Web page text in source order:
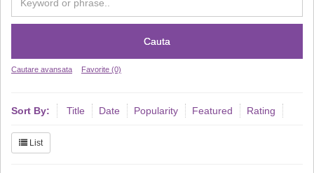
Cauta
Cautare avansata Favorite (0)
Sort By: Title Date Popularity Featured Rating
List